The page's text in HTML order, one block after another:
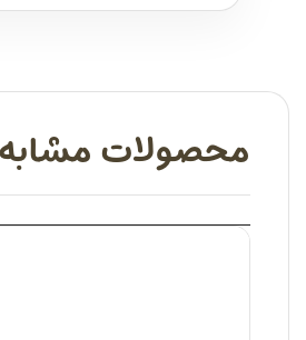
محصولات مشابه